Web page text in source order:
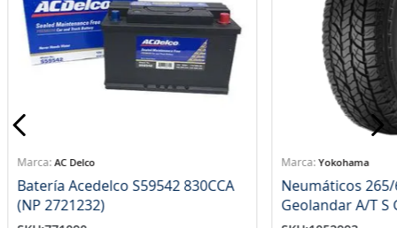
AC Delco
Batería Acedelco S59542 830CCA
(NP 2721232)
Yokohama
Neumáticos 265/